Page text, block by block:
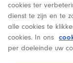
cookies ter
dienst te zijn en te
alle cookies te
cookies. In ons
per doeleinde uw